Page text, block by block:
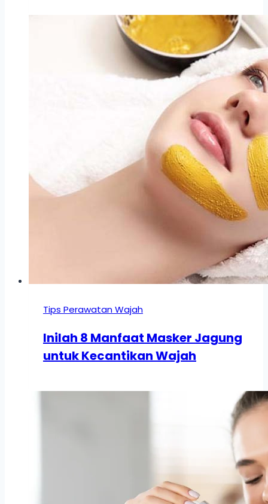
Tips Perawatan Wajah
Inilah 8 Manfaat Masker Jagung
untuk Kecantikan Wajah